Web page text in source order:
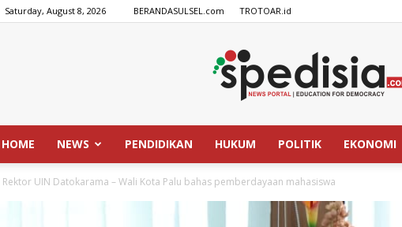
Saturday, August 8, 2026 BERANDASULSEL.com TROTOAR.id
SPEDISIA.com
HOME NEWS PENDIDIKAN HUKUM POLITIK EKONOMI
Rektor UIN Datokarama – Wali Kota Palu bahas pemberdayaan mahasiswa